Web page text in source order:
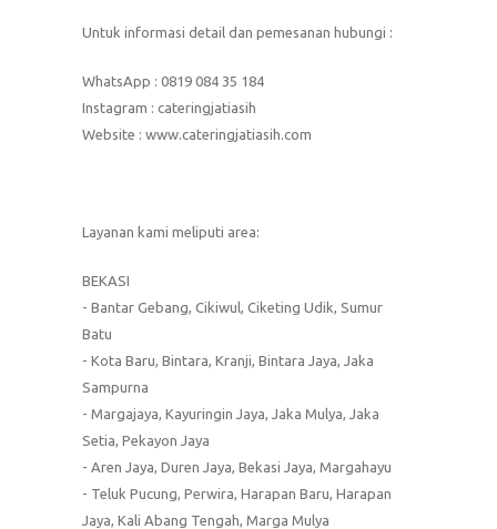
Untuk informasi detail dan pemesanan hubungi :
WhatsApp : 0819 084 35 184
Instagram : cateringjatiasih
Website : www.cateringjatiasih.com
Layanan kami meliputi area:
BEKASI
- Bantar Gebang, Cikiwul, Ciketing Udik, Sumur
Batu
- Kota Baru, Bintara, Kranji, Bintara Jaya, Jaka
Sampurna
- Margajaya, Kayuringin Jaya, Jaka Mulya, Jaka
Setia, Pekayon Jaya
- Aren Jaya, Duren Jaya, Bekasi Jaya, Margahayu
- Teluk Pucung, Perwira, Harapan Baru, Harapan
Jaya, Kali Abang Tengah, Marga Mulya